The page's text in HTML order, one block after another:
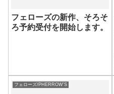
フェローズの新作、そろそ
ろ予約受付を開始します。
フェローズ/PHERROW'S